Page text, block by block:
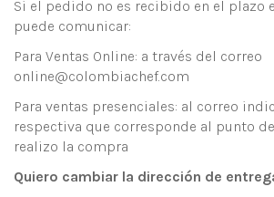
Si el pedido no es recibido en el plazo
puede comunicar:
Para Ventas Online: a través del correo
online@colombiachef.com
Para ventas presenciales: al correo
respectiva que corresponde al punto
realizo la compra
Quiero cambiar la dirección de